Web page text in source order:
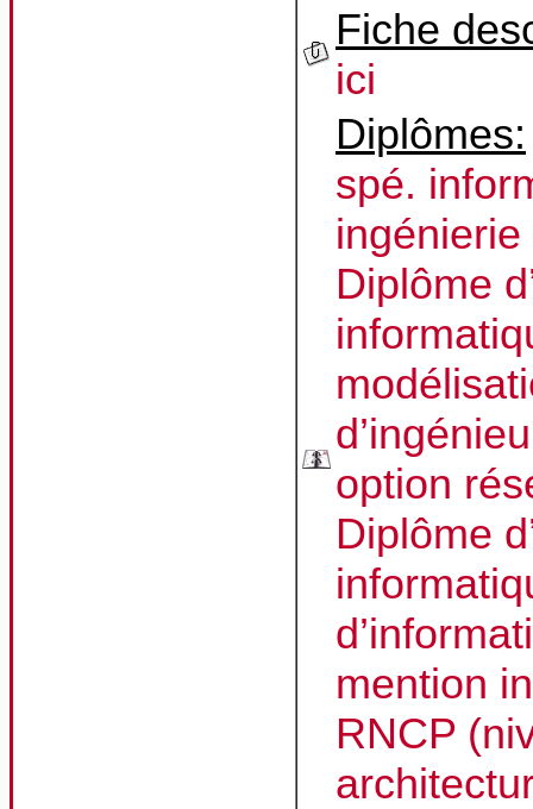
Fiche
ici
Diplômes:
spé.
Diplôme
option
Diplôme
mention
RNCP